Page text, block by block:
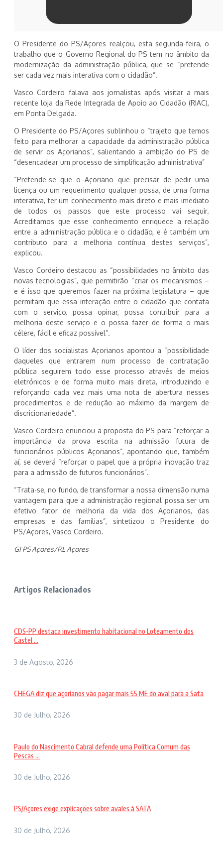
O Presidente do PS/Açores realçou, esta segunda-feira, o
trabalho que o Governo Regional do PS tem no âmbito da
modernização da administração pública, que se “pretende
ser cada vez mais interativa com o cidadão”.
Vasco Cordeiro falava aos jornalistas após visitar a mais
recente loja da Rede Integrada de Apoio ao Cidadão (RIAC),
em Ponta Delgada.
O Presidente do PS/Açores sublinhou o “trajeto que temos
feito para melhorar a capacidade da administração pública
de servir os Açorianos”, salientando a ambição do PS de
“desencadear um processo de simplificação administrativa”
“Pretende-se que o Açoriano que precisar de pedir uma
licença ou um requerimento qualquer possa, de uma forma
interativa, ter um conhecimento mais direto e mais imediato
de todos os passos que este processo vai seguir.
Acreditamos que esse conhecimento enriquece a relação
entre a administração pública e o cidadão, e é também um
contributo para a melhoria contínua destes serviços”,
explicou.
Vasco Cordeiro destacou as “possibilidades no âmbito das
novas tecnologias”, que permitirão “criar os mecanismos –
e é isso que queremos fazer na próxima legislatura – que
permitam que essa interação entre o cidadão que contata
com o serviço, possa opinar, possa contribuir para a
melhoria deste serviço e o possa fazer de forma o mais
célere, fácil e eficaz possível”.
O líder dos socialistas Açorianos apontou a “possibilidade
daqueles que entrarem num processo de contratação
pública seguirem todo esse processo através de meios
eletrónicos e de forma muito mais direta, introduzindo e
reforçando cada vez mais uma nota de abertura nesses
procedimentos e de redução ao máximo da margem de
discricionariedade”.
Vasco Cordeiro enunciou a proposta do PS para “reforçar a
importância da prova escrita na admissão futura de
funcionários públicos Açorianos”, apontando que, também
aí, se deverá “reforçar o papel que a própria inovação traz
para a admissão de futuros funcionários”.
“Trata-se, no fundo, de transformar a nossa dimensão numa
vantagem para que a administração regional possa ser um
efetivo fator de melhoria da vida dos Açorianos, das
empresas e das famílias”, sintetizou o Presidente do
PS/Açores, Vasco Cordeiro.
GI PS Açores/RL Açores
Artigos Relacionados
CDS-PP destaca investimento habitacional no Loteamento dos
Castel ...
3 de Agosto, 2026
CHEGA diz que açorianos vão pagar mais 55 ME do aval para a Sata
30 de Julho, 2026
Paulo do Nascimento Cabral defende uma Política Comum das
Pescas ...
30 de Julho, 2026
PS/Açores exige explicações sobre avales à SATA
30 de Julho, 2026